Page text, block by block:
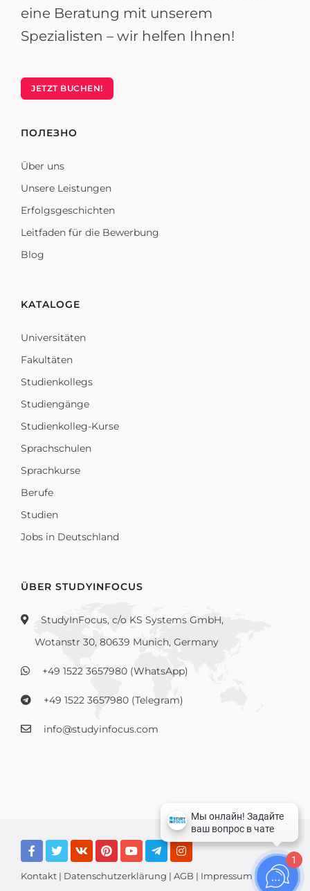
eine Beratung mit unserem
Spezialisten – wir helfen Ihnen!
JETZT BUCHEN!
ПОЛЕЗНО
Über uns
Unsere Leistungen
Erfolgsgeschichten
Leitfaden für die Bewerbung
Blog
KATALOGE
Universitäten
Fakultäten
Studienkollegs
Studiengänge
Studienkolleg-Kurse
Sprachschulen
Sprachkurse
Berufe
Studien
Jobs in Deutschland
ÜBER STUDYINFOCUS
StudyInFocus, c/o KS Systems GmbH,
Wotanstr 30, 80639 Munich, Germany
+49 1522 3657980 (WhatsApp)
+49 1522 3657980 (Telegram)
info@studyinfocus.com
Kontakt | Datenschutzerklärung | AGB | Impressum
1